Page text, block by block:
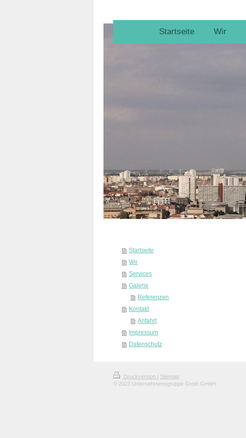
Startseite Wir
Startseite
Wir
Services
Galerie
Referenzen
Kontakt
Anfahrt
Impressum
Datenschutz
Druckversion
Sitemap
© 2023 Unternehmensgruppe Groth GmbH